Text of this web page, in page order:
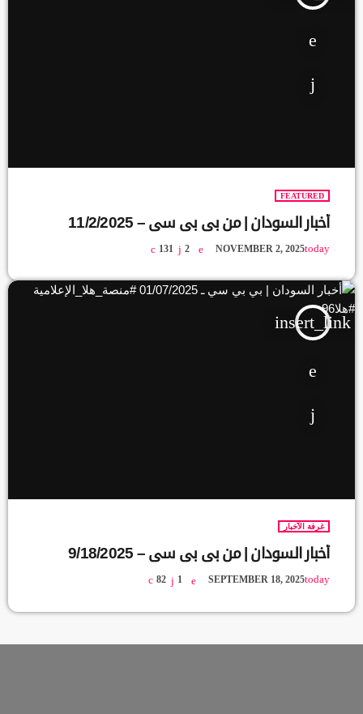
FEATURED
أخبار السودان | من بي بي سي – 11/2/2025
today
NOVEMBER 2, 2025
131 2
insert_link
غرفة الآخبار
أخبار السودان | من بي بي سي – 9/18/2025
today
SEPTEMBER 18, 2025
82 1